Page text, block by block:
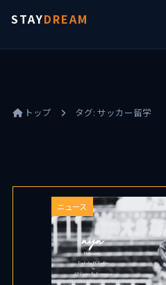
STAYDREAM
トップ タグ: サッカー留学
ニュース